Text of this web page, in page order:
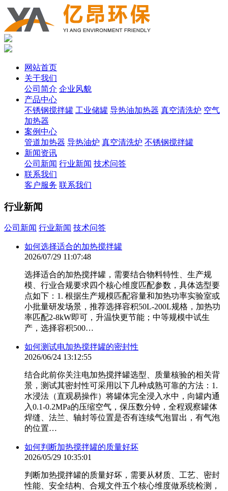
网站首页
关于我们
公司简介 企业风貌
产品中心
不锈钢搅拌罐 工业储罐 导热油加热器 真空清洗炉 空气
加热器
案例中心
管道加热器 导热油炉 真空清洗炉 不锈钢搅拌罐
新闻资讯
公司新闻 行业新闻 技术问答
联系我们
客户服务 联系我们
行业新闻
公司新闻 行业新闻 技术问答
如何选择适合的加热搅拌罐
2026/07/29 11:07:48
选择适合的加热搅拌罐，需要结合物料特性、生产规
模、行业合规要求四个核心维度匹配参数，具体选型要
点如下：1. 根据生产规模匹配容量和加热功率实验室或
小批量研发场景，推荐选择容积50L-200L规格，加热功
率匹配2-8kW即可，升温快更节能；中等规模中试生
产，选择容积500…
如何测试电加热搅拌罐的密封性
2026/06/24 13:12:55
结合此前你关注电加热搅拌罐选型、质量核验的相关背
景，测试其密封性可采用以下几种成熟可靠的方法：1. ‌
水浸法（直观易操作）‌将罐体完全浸入水中，向罐内通
入0.1-0.2MPa的压缩空气，保压数分钟，全程观察罐体
焊缝、法兰、轴封等位置是否有连续气泡冒出，有气泡
的位置…
如何判断加热搅拌罐的质量好坏
2026/05/29 10:35:01
判断加热搅拌罐的质量好坏，需要从‌材质、工艺、密封
性能、安全结构、合规文件‌五个核心维度做系统检测，